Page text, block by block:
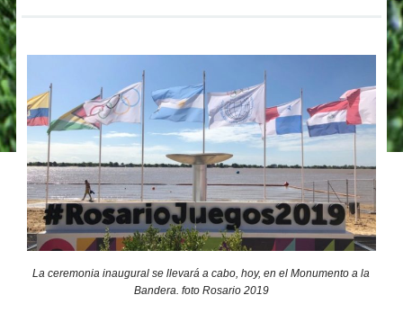
La ceremonia inaugural se llevará a cabo, hoy, en el Monumento a la
Bandera. foto Rosario 2019